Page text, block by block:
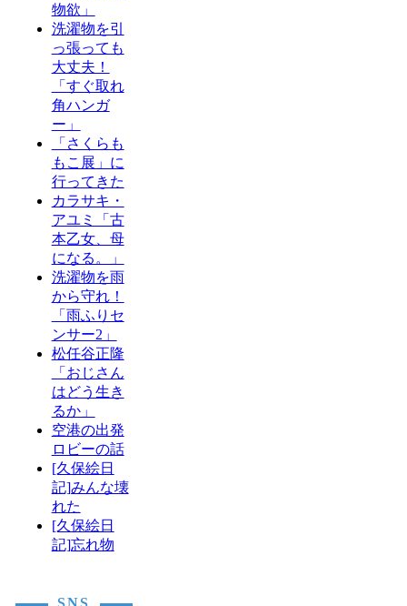
物欲」
洗濯物を引
っ張っても
大丈夫！
「すぐ取れ
角ハンガ
ー」
「さくらも
もこ展」に
行ってきた
カラサキ・
アユミ「古
本乙女、母
になる。」
洗濯物を雨
から守れ！
「雨ふりセ
ンサー2」
松任谷正隆
「おじさん
はどう生き
るか」
空港の出発
ロビーの話
[久保絵日
記]みんな壊
れた
[久保絵日
記]忘れ物